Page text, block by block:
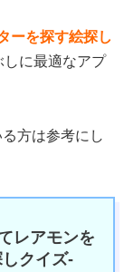
ーを探す絵探し
しに最適なアプ
方は参考にし
レアモンを
クイズ-